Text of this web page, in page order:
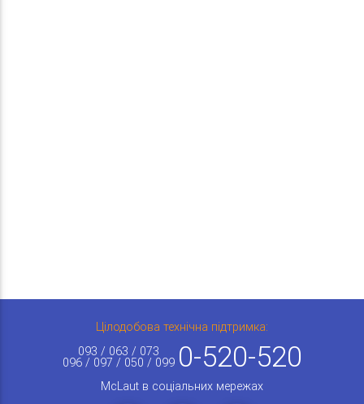
Цілодобова технічна підтримка:
093 / 063 / 073
096 / 097 / 050 / 099 0-520-520
McLaut в соціальних мережах